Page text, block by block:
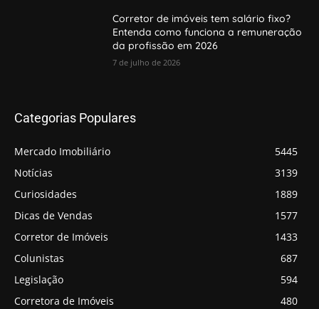
Corretor de imóveis tem salário fixo?
Entenda como funciona a remuneração
da profissão em 2026
7 de julho de 2026
Categorias Populares
Mercado Imobiliário
5445
Notícias
3139
Curiosidades
1889
Dicas de Vendas
1577
Corretor de Imóveis
1433
Colunistas
687
Legislação
594
Corretora de Imóveis
480